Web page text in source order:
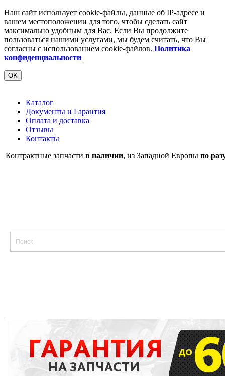
Наш сайт использует cookie-файлы, данные об IP-адресе и
вашем местоположении для того, чтобы сделать сайт
максимально удобным для Вас. Если Вы продолжите
пользоваться нашими услугами, мы будем считать, что Вы
согласны с использованием cookie-файлов. Политика
конфиденциальности
OK
Каталог
Документы и Гарантия
Оплата и доставка
Отзывы
Контакты
Контрактные запчасти в наличии, из Западной Европы по